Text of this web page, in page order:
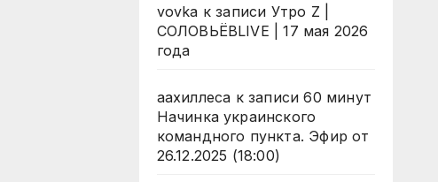
vovka к записи Утро Z |
СОЛОВЬЁВLIVE | 17 мая 2026
года
аахиллеса к записи60 минут
Начинка украинского
командного пункта. Эфир от
26.12.2025 (18:00)